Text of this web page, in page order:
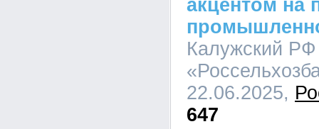
акцентом на
Калужский
22.06.2025,
647